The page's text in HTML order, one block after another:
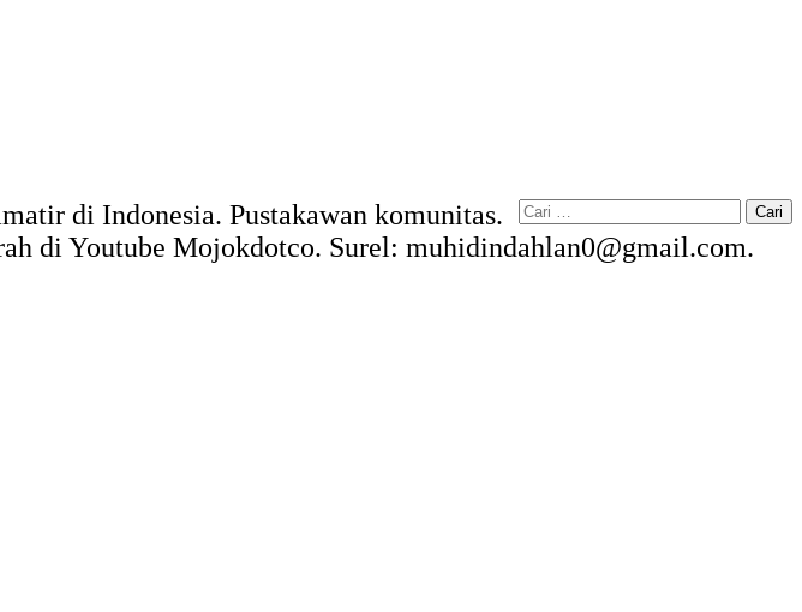
Cari
untuk:
di Indonesia. Pustakawan komunitas.
di Youtube Mojokdotco. Surel: muhidindahlan0@gmail.com.